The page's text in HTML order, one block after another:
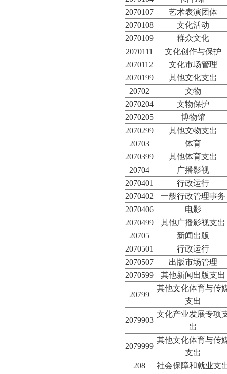
2070107
艺术表演团体
2070108
文化活动
2070109
群众文化
2070111
文化创作与保护
2070112
文化市场管理
2070199
其他文化支出
20702
文物
2070204
文物保护
2070205
博物馆
2070299
其他文物支出
20703
体育
2070399
其他体育支出
20704
广播影视
2070401
行政运行
2070402
一般行政管理事务
2070406
电影
2070499
其他广播影视支出
20705
新闻出版
2070501
行政运行
2070507
出版市场管理
2070599
其他新闻出版支出
20799
其他文化体育与传
支出
2079903
文化产业发展专项
出
2079999
其他文化体育与传
支出
208
社会保障和就业支